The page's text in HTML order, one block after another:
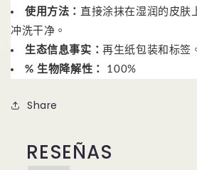
使用方法： 直接涂抹在湿润的皮肤
冲洗干净。
生态信息事实：再生纸包装和标签
% 生物降解性：
100%
Share
RESEÑAS